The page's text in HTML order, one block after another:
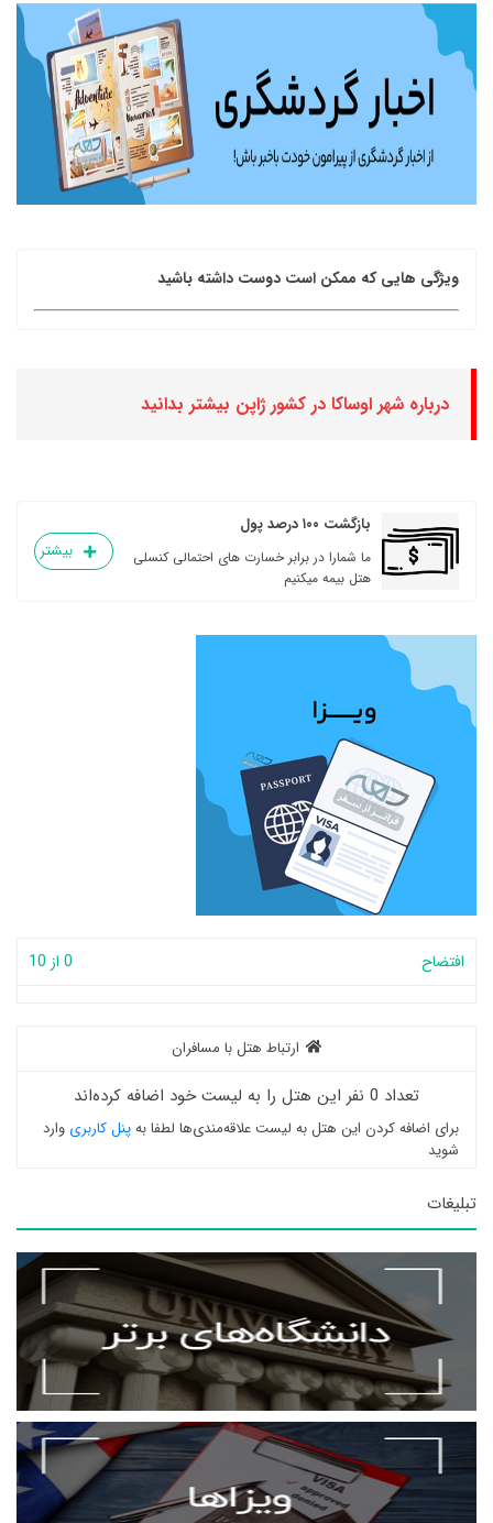
ویژگی هایی که ممکن است دوست داشته باشید
درباره شهر اوساکا در کشور ژاپن بیشتر بدانید
بازگشت ۱۰۰ درصد پول
ما شمارا در برابر خسارت های احتمالی کنسلی
هتل بیمه میکنیم
بیشتر
افتضاح 0 از 10
ارتباط هتل با مسافران
تعداد 0 نفر این هتل را به لیست خود اضافه کرده‌اند
برای اضافه کردن این هتل به لیست علاقه‌مندی‌ها لطفا بهپنل کاربری وارد
شوید
تبلیغات